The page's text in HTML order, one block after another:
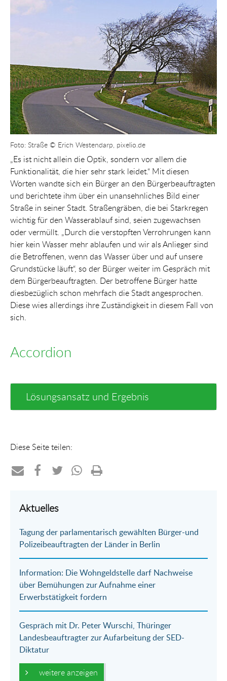
Foto: Straße © Erich Westendarp, pixelio.de
„Es ist nicht allein die Optik, sondern vor allem die
Funktionalität, die hier sehr stark leidet.“ Mit diesen
Worten wandte sich ein Bürger an den Bürgerbeauftragten
und berichtete ihm über ein unansehnliches Bild einer
Straße in seiner Stadt. Straßengräben, die bei Starkregen
wichtig für den Wasserablauf sind, seien zugewachsen
oder vermüllt. „Durch die verstopften Verrohrungen kann
hier kein Wasser mehr ablaufen und wir als Anlieger sind
die Betroffenen, wenn das Wasser über und auf unsere
Grundstücke läuft“, so der Bürger weiter im Gespräch mit
dem Bürgerbeauftragten. Der betroffene Bürger hatte
diesbezüglich schon mehrfach die Stadt angesprochen.
Diese wies allerdings ihre Zuständigkeit in diesem Fall von
sich.
Accordion
Lösungsansatz und Ergebnis
Diese Seite teilen:
per
Mail
auf
Aktuelles
Tagung der parlamentarisch gewählten Bürger-und
Polizeibeauftragten der Länder in Berlin
Information: Die Wohngeldstelle darf Nachweise
über Bemühungen zur Aufnahme einer
Erwerbstätigkeit fordern
Gespräch mit Dr. Peter Wurschi, Thüringer
Landesbeauftragter zur Aufarbeitung der SED-
Diktatur
weitere anzeigen